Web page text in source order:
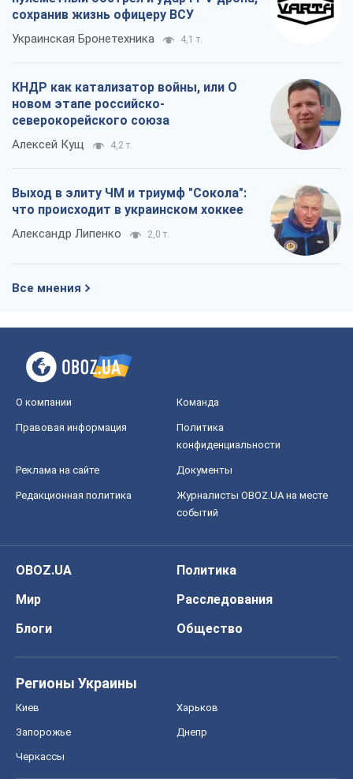
сохранив жизнь офицеру ВСУ
Украинская Бронетехника 4,1 т.
КНДР как катализатор войны, или О
новом этапе российско-
северокорейского союза
Алексей Кущ 4,2 т.
Выход в элиту ЧМ и триумф "Сокола":
что происходит в украинском хоккее
Александр Липенко 2,0 т.
Все мнения
О компании Команда
Правовая информация
Политика
конфиденциальности
Реклама на сайте Документы
Редакционная политика
Журналисты OBOZ.UA на месте
событий
OBOZ.UA
Политика
Мир
Расследования
Блоги
Общество
Регионы Украины
Киев Харьков
Запорожье Днепр
Черкассы